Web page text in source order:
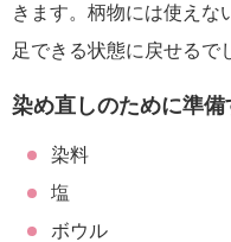
きます。柄物には使えな
足できる状態に戻せるで
染め直しのために準備
染料
塩
ボウル